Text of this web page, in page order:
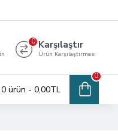
Karşılaştır
Ürün Karşılaştırması
0
0 ürün - 0,00TL
0